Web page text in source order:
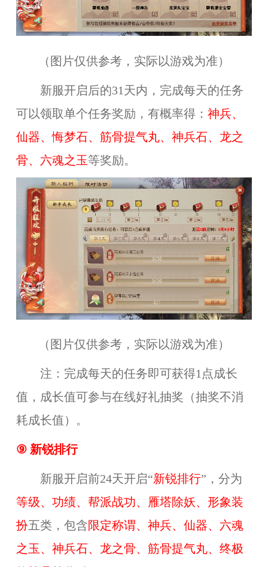
（图片仅供参考，实际以游戏为准）
新服开启后的31天内 ， 完成每天的任务
可以领取单个任务奖励，有概率得： 神兵、
仙器、悔梦石、筋骨提气丸、神兵石、龙之
骨、六魂之玉等奖励。
（图片仅供参考，实际以游戏为准）
注：完成每天的任务即可获得1点成长
值，成长值可参与在线好礼抽奖（抽奖不消
耗成长值）。
⑨ 新锐排行
新服开启前24天开启“新锐排行”，分为
等级、功绩、帮派战功、雁塔除妖、形象装
扮五类，包含限定称谓、神兵、仙器、六魂
之玉、神兵石、龙之骨、筋骨提气丸、终极